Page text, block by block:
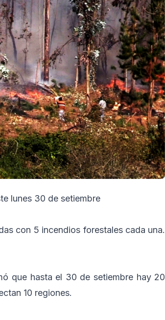
lunes 30 de setiembre
con 5 incendios forestales cada una.
que hasta el 30 de setiembre hay 20
10 regiones.